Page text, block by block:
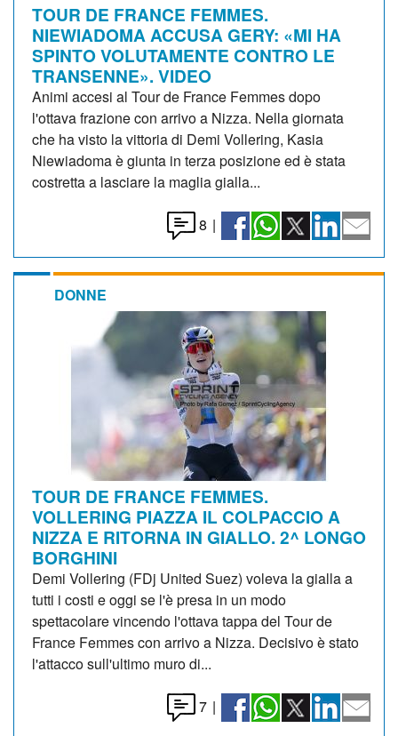
TOUR DE FRANCE FEMMES.
NIEWIADOMA ACCUSA GERY: «MI HA
SPINTO VOLUTAMENTE CONTRO LE
TRANSENNE». VIDEO
Animi accesi al Tour de France Femmes dopo
l'ottava frazione con arrivo a Nizza. Nella giornata
che ha visto la vittoria di Demi Vollering, Kasia
Niewiadoma è giunta in terza posizione ed è stata
costretta a lasciare la maglia gialla...
8 |
DONNE
TOUR DE FRANCE FEMMES.
VOLLERING PIAZZA IL COLPACCIO A
NIZZA E RITORNA IN GIALLO. 2^ LONGO
BORGHINI
Demi Vollering (FDj United Suez) voleva la gialla a
tutti i costi e oggi se l'è presa in un modo
spettacolare vincendo l'ottava tappa del Tour de
France Femmes con arrivo a Nizza. Decisivo è stato
l'attacco sull'ultimo muro di...
7 |